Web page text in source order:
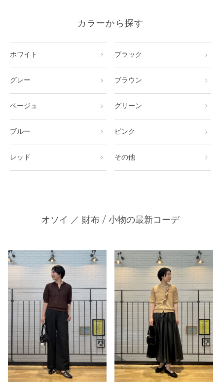
カラーから探す
ホワイト ブラック
グレー ブラウン
ベージュ グリーン
ブルー ピンク
レッド その他
オソイ ／ 財布 / 小物の最新コーデ